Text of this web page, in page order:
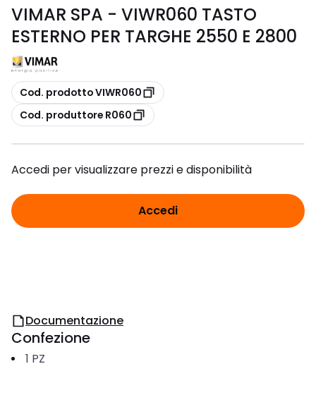
VIMAR SPA - VIWR060 TASTO
ESTERNO PER TARGHE 2550 E 2800
copia
Cod. prodotto VIWR060
copia
Cod. produttore R060
Accedi per visualizzare prezzi e disponibilità
Accedi
Documentazione
Confezione
1 PZ